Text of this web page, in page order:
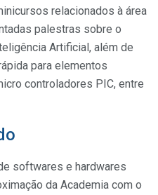
relacionados à área
palestras sobre o
Artificial, além de
para elementos
controladores PIC, entre
softwares e hardwares
da Academia com o